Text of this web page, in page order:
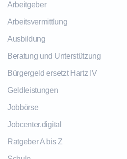
Arbeitgeber
Arbeitsvermittlung
Ausbildung
Beratung und Unterstützung
Bürgergeld ersetzt Hartz IV
Geldleistungen
Jobbörse
Jobcenter.digital
Ratgeber A bis Z